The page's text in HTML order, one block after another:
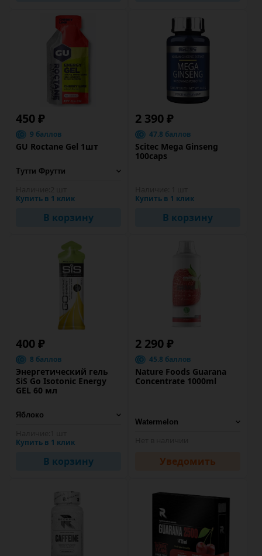
450 ₽
9 баллов
GU Roctane Gel 1шт
Купить в 1 клик
В корзину
2 390 ₽
47.8 баллов
Scitec Mega Ginseng
100caps
Купить в 1 клик
В корзину
400 ₽
8 баллов
Энергетический гель
SiS Go Isotonic Energy
GEL 60 мл
Купить в 1 клик
В корзину
2 290 ₽
45.8 баллов
Nature Foods Guarana
Concentrate 1000ml
Уведомить